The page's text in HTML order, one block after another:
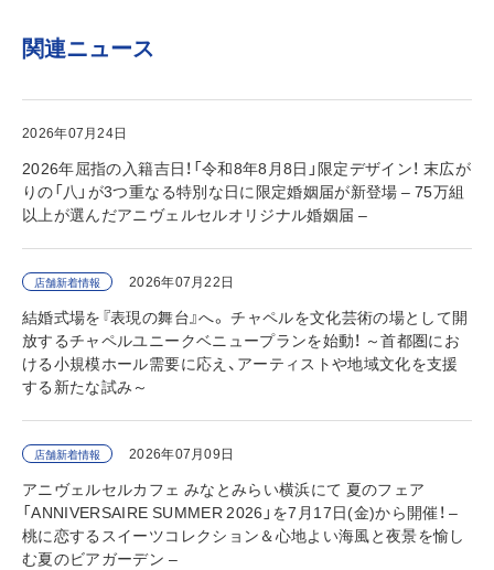
関連ニュース
2026年07月24日
2026年屈指の入籍吉日！「令和8年8月8日」限定デザイン！ 末広が
りの「八」が3つ重なる特別な日に限定婚姻届が新登場 – 75万組
以上が選んだアニヴェルセルオリジナル婚姻届 –
店舗新着情報 2026年07月22日
結婚式場を『表現の舞台』へ。 チャペルを文化芸術の場として開
放するチャペルユニークベニュープランを始動！ ～首都圏にお
ける小規模ホール需要に応え、アーティストや地域文化を支援
する新たな試み～
店舗新着情報 2026年07月09日
アニヴェルセルカフェ みなとみらい横浜にて 夏のフェア
「ANNIVERSAIRE SUMMER 2026」を7月17日(金)から開催！ –
桃に恋するスイーツコレクション＆心地よい海風と夜景を愉し
む夏のビアガーデン –